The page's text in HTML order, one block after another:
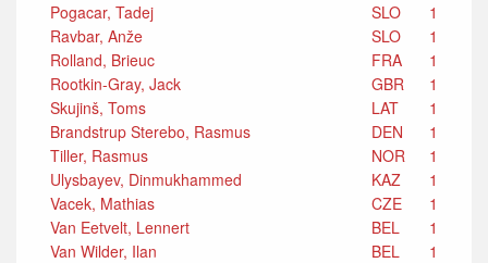
Pogacar, Tadej
SLO
1
Ravbar, Anže
SLO
1
Rolland, Brieuc
FRA
1
Rootkin-Gray, Jack
GBR
1
Skujinš, Toms
LAT
1
Brandstrup Sterebo, Rasmus
DEN
1
Tiller, Rasmus
NOR
1
Ulysbayev, Dinmukhammed
KAZ
1
Vacek, Mathias
CZE
1
Van Eetvelt, Lennert
BEL
1
Van Wilder, Ilan
BEL
1